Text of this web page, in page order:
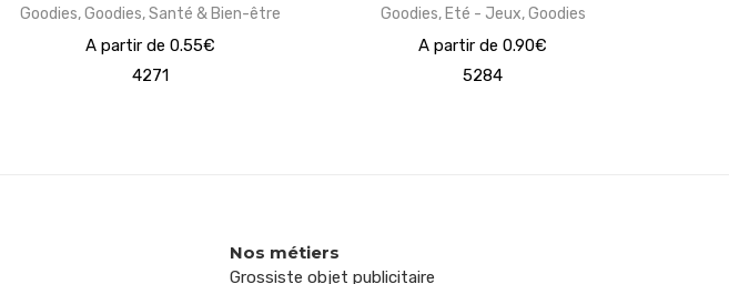
Goodies,Goodies,Santé & Bien-être
A partir de 0.55€
4271
Goodies, Eté - Jeux,Goodies
A partir de 0.90€
5284
Nos métiers
Grossiste objet publicitaire